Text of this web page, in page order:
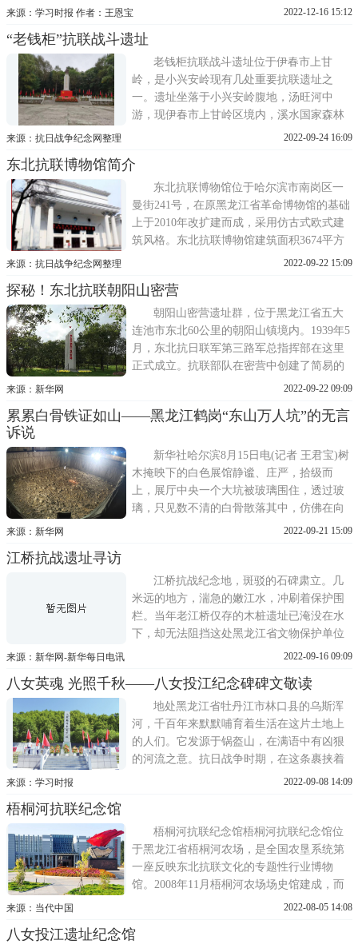
后)指挥着抗击日本侵略者的军事斗争。赵尚
雄、忠诚的共产主义战士。为了中华民族的
解放、幸福，他英勇无畏地与敌人浴血奋
战，直至生命最后一息。赵尚
来源：学习时报 作者：王恩宝 2022-12-16 15:12
“老钱柜”抗联战斗遗址
老钱柜抗联战斗遗址位于伊春市上甘
岭，是小兴安岭现有几处重要抗联遗址之
一。遗址坐落于小兴安岭腹地，汤旺河中
游，现伊春市上甘岭区境内，溪水国家森林
公园的中南部，距S204省道6公里，距上甘岭
的森林公园原始乔木观赏区旁，抗联战士在
那里休息和开会，并策划了各垂史册的智取
老钱柜战斗，扫除了我军抗日
来源：抗日战争纪念网整理 2022-09-24 16:09
东北抗联博物馆简介
东北抗联博物馆位于哈尔滨市南岗区一
曼街241号，在原黑龙江省革命博物馆的基础
上于2010年改扩建而成，采用仿古式欧式建
筑风格。东北抗联博物馆建筑面积3674平方
米，展厅面积2234平方米，与东北烈士纪念
纪念东北抗日联军在中国抗日战争和世界反
法西斯战争中作出的特殊贡献，1980年4月26
日，中共黑龙江省
来源：抗日战争纪念网整理 2022-09-22 15:09
探秘！东北抗联朝阳山密营
朝阳山密营遗址群，位于黑龙江省五大
连池市东北60公里的朝阳山镇境内。1939年5
月，东北抗日联军第三路军总指挥部在这里
正式成立。抗联部队在密营中创建了简易的
被服厂、后方医院、仓库等机构，密营也成
置伤员、培训干部等后方基地。黑龙江省五
各机关、部队驻地的原
来源：新华网 2022-09-22 09:09
累累白骨铁证如山——黑龙江鹤岗“东山万人坑”的无言
诉说
新华社哈尔滨8月15日电(记者 王君宝)树
木掩映下的白色展馆静谧、庄严，拾级而
上，展厅中央一个大坑被玻璃围住，透过玻
璃，只见数不清的白骨散落其中，仿佛在向
人们诉说一段苦难的历史。这是位于黑龙江
抛弃的死难矿工遗骨。东山万人坑遗址。新
华社记者 王君宝
来源：新华网 2022-09-21 15:09
江桥抗战遗址寻访
江桥抗战纪念地，斑驳的石碑肃立。几
米远的地方，湍急的嫩江水，冲刷着保护围
栏。当年老江桥仅存的木桩遗址已淹没在水
下，却无法阻挡这处黑龙江省文物保护单位
的无声诉说。90多年前，九一八事变后，中
愿做亡国奴的怒发冲冠，是身许河山勇赴国
难的血沃誓言，也最早敲响了日本帝国主义
注定失败覆亡的丧钟。
来源：新华网-新华每日电讯 2022-09-16 09:09
八女英魂 光照千秋——八女投江纪念碑碑文敬读
地处黑龙江省牡丹江市林口县的乌斯浑
河，千百年来默默哺育着生活在这片土地上
的人们。它发源于锅盔山，在满语中有凶狠
的河流之意。抗日战争时期，在这条裹挟着
侵华日军罪恶子弹的凶狠之河中，东北抗联
壮烈殉国。如今，在乌斯浑河畔，八位女战
士的塑像一字排开，一座
来源：学习时报 2022-09-08 14:09
梧桐河抗联纪念馆
梧桐河抗联纪念馆梧桐河抗联纪念馆位
于黑龙江省梧桐河农场，是全国农垦系统第
一座反映东北抗联文化的专题性行业博物
馆。2008年11月梧桐河农场场史馆建成，而
抗联纪念馆作为场史馆的一部分向公众开
文化厅审核正式注册为历史性博物馆。同
来源：当代中国 2022-08-05 14:08
八女投江遗址纪念馆